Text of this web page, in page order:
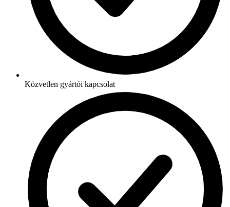
Közvetlen gyártói kapcsolat